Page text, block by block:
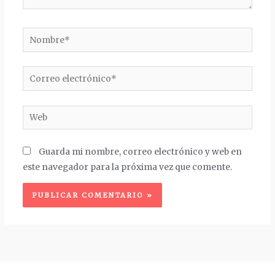
Nombre*
Correo
electrónico*
Web
Guarda mi nombre, correo electrónico y web en
este navegador para la próxima vez que comente.